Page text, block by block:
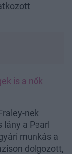
is a nők
nek
lány a Pearl
munkás a
dolgozott,